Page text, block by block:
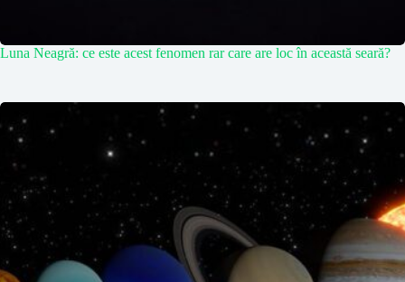
Luna Neagră: ce este acest fenomen rar care are loc în această seară?